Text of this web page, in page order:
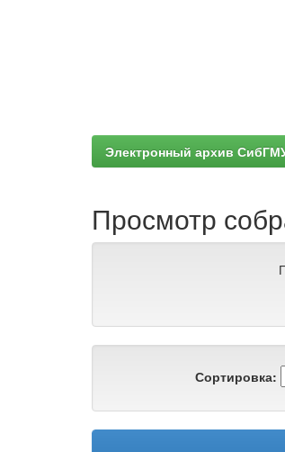
Электронный архив
Просмотр
Сортировка: